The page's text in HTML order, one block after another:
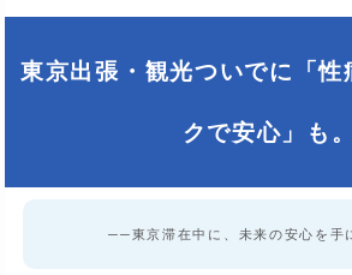
東京出張・観光ついでに「性
クで安心」も。
──東京滞在中に、未来の安心を手